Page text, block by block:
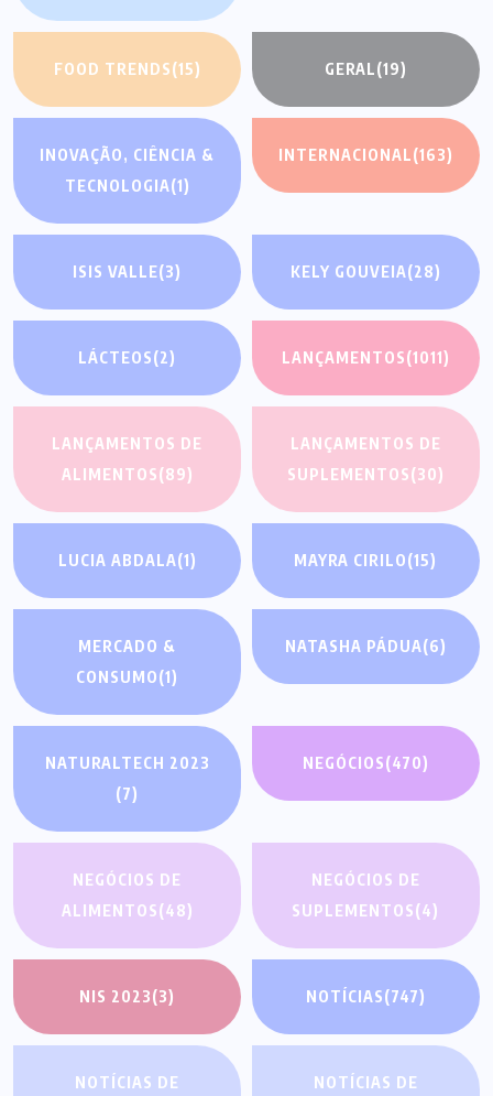
FOOD TRENDS(15) GERAL(19)
INOVAÇÃO, CIÊNCIA &
TECNOLOGIA(1)
INTERNACIONAL(163)
ISIS VALLE(3) KELY GOUVEIA(28)
LÁCTEOS(2) LANÇAMENTOS(1011)
LANÇAMENTOS DE
ALIMENTOS(89)
LANÇAMENTOS DE
SUPLEMENTOS(30)
LUCIA ABDALA(1) MAYRA CIRILO(15)
MERCADO &
CONSUMO(1)
NATASHA PÁDUA(6)
NATURALTECH 2023
(7)
NEGÓCIOS(470)
NEGÓCIOS DE
ALIMENTOS(48)
NEGÓCIOS DE
SUPLEMENTOS(4)
NIS 2023(3) NOTÍCIAS(747)
NOTÍCIAS DE NOTÍCIAS DE